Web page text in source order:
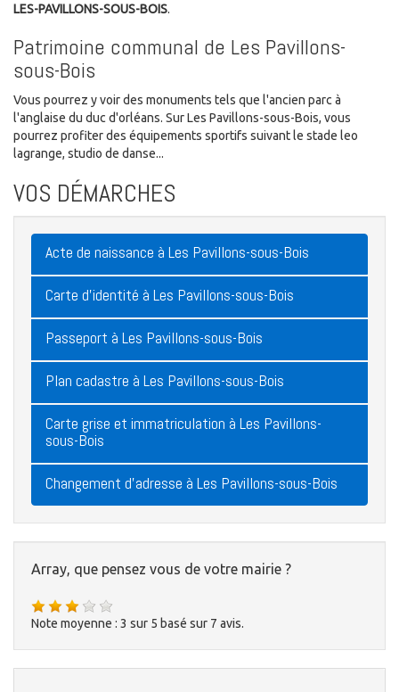
LES-PAVILLONS-SOUS-BOIS.
Patrimoine communal de Les Pavillons-
sous-Bois
Vous pourrez y voir des monuments tels que l'ancien parc à
l'anglaise du duc d'orléans. Sur Les Pavillons-sous-Bois, vous
pourrez profiter des équipements sportifs suivant le stade leo
lagrange, studio de danse...
VOS DÉMARCHES
Acte de naissance à Les Pavillons-sous-Bois
Carte d'identité à Les Pavillons-sous-Bois
Passeport à Les Pavillons-sous-Bois
Plan cadastre à Les Pavillons-sous-Bois
Carte grise et immatriculation à Les Pavillons-
sous-Bois
Changement d'adresse à Les Pavillons-sous-Bois
Array, que pensez vous de votre mairie ?
Note moyenne : 3 sur 5 basé sur 7 avis.